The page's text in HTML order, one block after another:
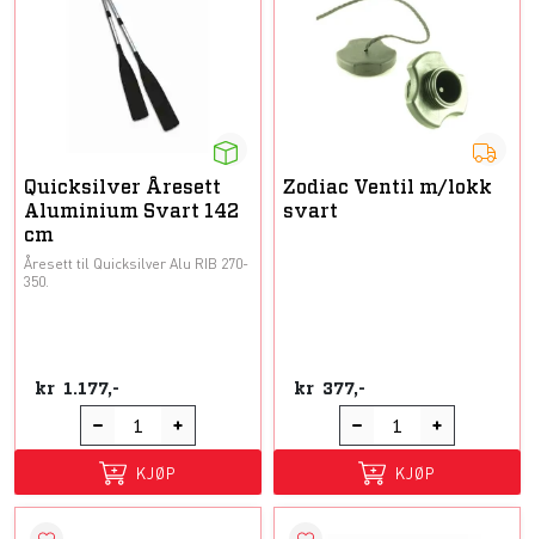
Quicksilver Åresett
Aluminium Svart 142
cm
Åresett til Quicksilver Alu RIB 270-
350.
kr 1.177,-
KJØP
Zodiac Ventil m/lokk
svart
kr 377,-
KJØP